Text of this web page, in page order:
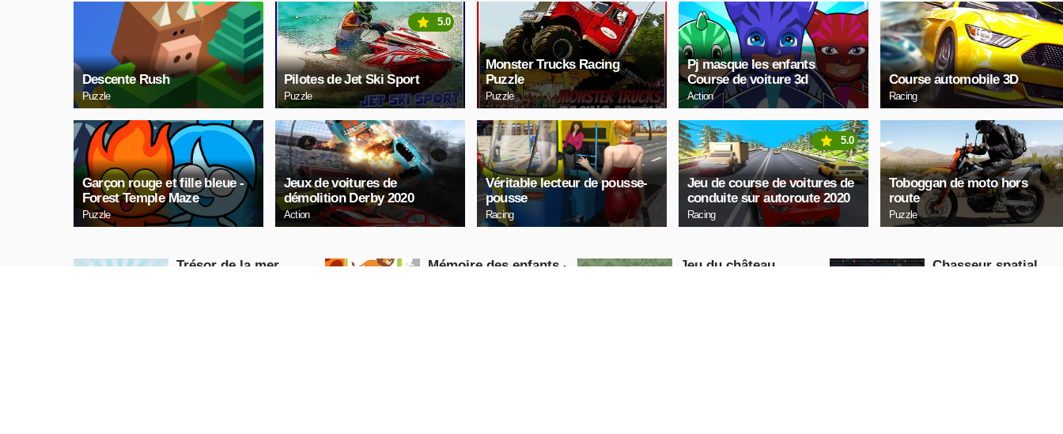
Descente Rush
Puzzle
Pilotes de Jet Ski Sport
Puzzle
5.0
Monster Trucks Racing
Puzzle
Puzzle
Pj masque les enfants
Course de voiture 3d
Action
Course automobile 3D
Racing
Garçon rouge et fille bleue -
Forest Temple Maze
Puzzle
Jeux de voitures de
démolition Derby 2020
Action
Véritable lecteur de pousse-
pousse
Racing
Jeu de course de voitures de
conduite sur autoroute 2020
Racing
5.0
Toboggan de moto hors
route
Puzzle
Trésor de la mer
Mémoire des enfants -
Jeu du château Chasseur spatial